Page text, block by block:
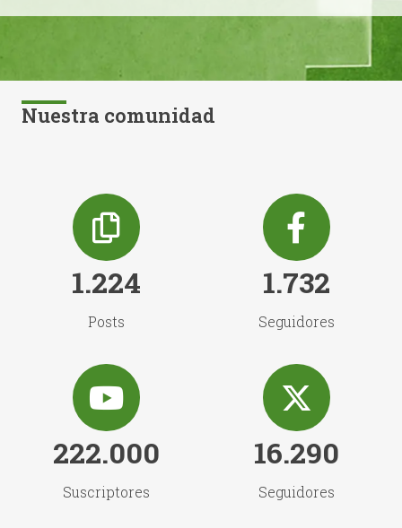
Nuestra comunidad
1.224
Posts
1.732
Seguidores
222.000
Suscriptores
16.290
Seguidores